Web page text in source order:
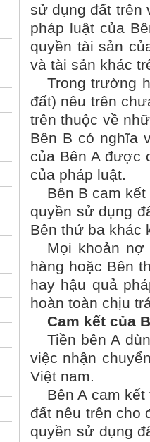
sử dụng đất trên
pháp luật của
quyền tài sản
và tài sản khác
Trong trường
đất) nêu trên
trên thuộc về
Bên B có nghĩa
của Bên A được
của pháp luật.
Bên B cam
quyền sử dụng
Bên thứ ba khác
Mọi khoản
hàng hoặc Bên
hay hậu quả
hoàn toàn chịu
Cam kết của
Tiền bên A
việc nhận
Việt nam.
Bên A cam
đất nêu trên cho
quyền sử dụng